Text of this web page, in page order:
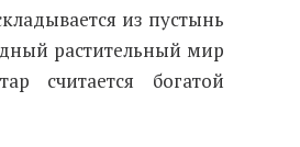
из пустынь
растительный мир
считается богатой